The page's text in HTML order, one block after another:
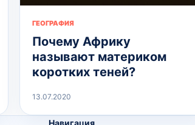
ГЕОГРАФИЯ
Почему Африку
называют материком
коротких теней?
13.07.2020
Навигация